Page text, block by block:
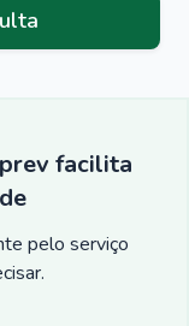
facilita
pelo serviço